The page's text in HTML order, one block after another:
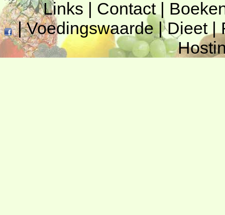
Links | Contact|
|Voedingswaarde|Dieet|